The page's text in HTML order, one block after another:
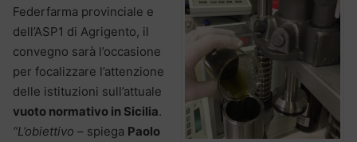
Federfarma provinciale e
dell’ASP1 di Agrigento, il
convegno sarà l’occasione
per focalizzare l’attenzione
delle istituzioni sull’attuale
vuoto normativo in Sicilia.
“L’obiettivo – spiega Paolo